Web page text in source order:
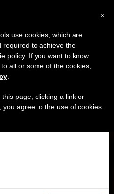
‘Mons.
×
haremos la pausa
el periodo de verano
y también el
x
use cookies, which are
required to achieve the
policy. If you want to know
all or some of the cookies,
page, clicking a link or
agree to the use of cookies.